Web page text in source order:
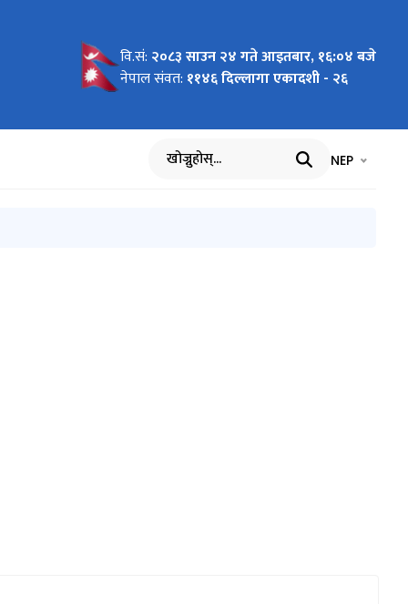
वि.सं: २०८३ साउन २४ गते आइतबार, १६:०४ बजे
नेपाल संवत: ११४६ दिल्लागा एकादशी - २६
खोज्नुहोस् भाषा चयन
NEP